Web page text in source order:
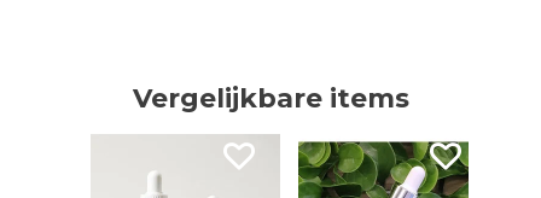
Vergelijkbare items